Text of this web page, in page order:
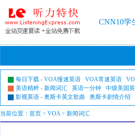
CNN10学
每日下载 - VOA慢速英语 VOA常速英语
美语精粹 - 新闻词汇 英语一分钟 中级美国
影视英语 - 奥斯卡英文歌曲 奥斯卡剧情介绍
当前位置： 首页 > VOA> 新闻词汇